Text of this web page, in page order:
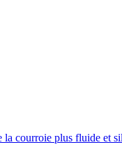
courroie plus fluide et